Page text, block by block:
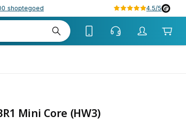
shoptegoed 4.5/5
Mini Core (HW3)